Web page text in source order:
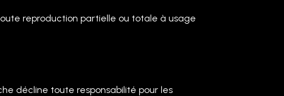
reproduction partielle ou totale à usage
décline toute responsabilité pour les